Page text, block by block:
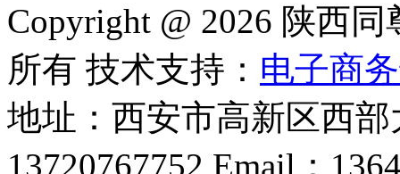
Copyright @ 2026 陕西
所有 技术支持： 电子商
地址：西安市高新区西
13720767752 Email：